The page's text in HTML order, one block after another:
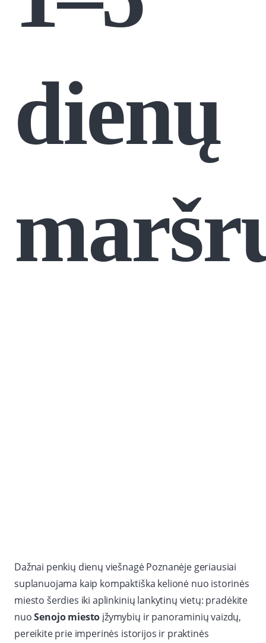
dienų
Dažnai penkių dienų viešnagė Poznanėje geriausiai
suplanuojama kaip kompaktiška kelionė nuo istorinės
miesto šerdies iki aplinkinių lankytinų vietų: pradėkite
nuoSenojo miesto įžymybių ir panoraminių vaizdų,
pereikite prie imperinės istorijos ir praktinės